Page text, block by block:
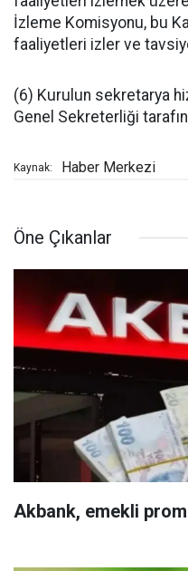
İzleme Komisyonu, bu
faaliyetleri izler ve
(6) Kurulun sekretarya
Genel Sekreterliği
Kaynak: Haber Merkezi
Öne Çıkanlar
Akbank, emekli